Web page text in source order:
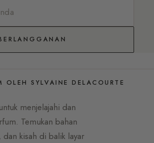
OLEH SYLVAINE DELACOURTE
menjelajahi dan
Temukan bahan
kisah di balik layar